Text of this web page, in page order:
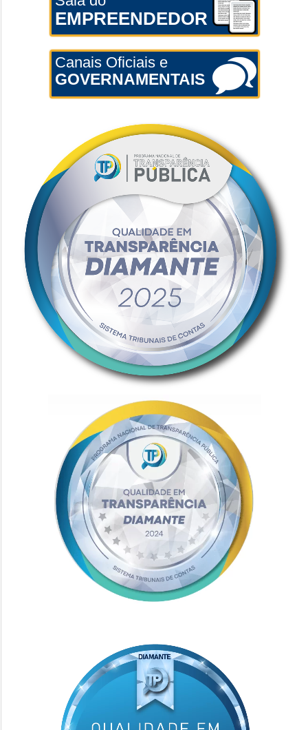
EMPREENDEDOR
Canais Oficiais e
GOVERNAMENTAIS